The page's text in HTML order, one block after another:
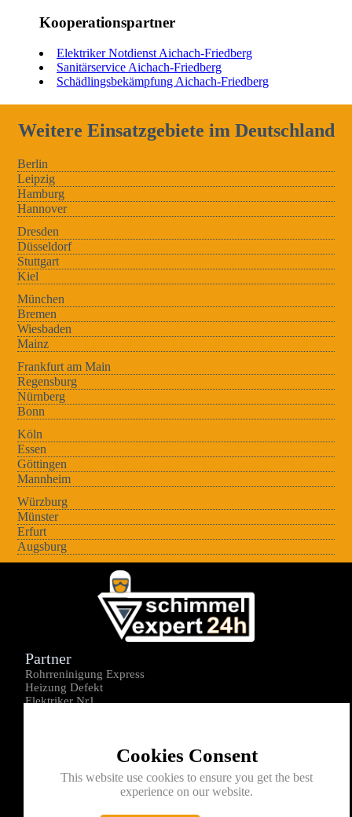
Kooperationspartner
Elektriker Notdienst Aichach-Friedberg
Sanitärservice Aichach-Friedberg
Schädlingsbekämpfung Aichach-Friedberg
Weitere Einsatzgebiete im Deutschland
Berlin
Leipzig
Hamburg
Hannover
Dresden
Düsseldorf
Stuttgart
Kiel
München
Bremen
Wiesbaden
Mainz
Frankfurt am Main
Regensburg
Nürnberg
Bonn
Köln
Essen
Göttingen
Mannheim
Würzburg
Münster
Erfurt
Augsburg
Cookies Consent
This website use cookies to ensure you get the best
experience on our website.
Partner
Rohrreninigung Express
Heizung Defekt
Elektriker Nr1
Kontakt